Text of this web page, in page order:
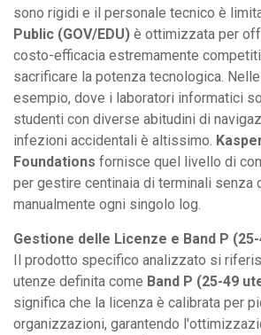
sono rigidi e il personale tecnico è
Public (GOV/EDU) è ottimizzata per
costo-efficacia estremamente
sacrificare la potenza tecnologica.
esempio, dove i laboratori informatici
studenti con diverse abitudini di
infezioni accidentali è altissimo.
Foundations fornisce quel livello di
per gestire centinaia di terminali senza
manualmente ogni singolo log.
Gestione delle Licenze e Band P
Il prodotto specifico analizzato si
utenze definita come Band P (25-49
significa che la licenza è calibrata per
organizzazioni, garantendo